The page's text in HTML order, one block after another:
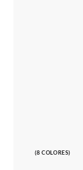
(8 COLORES)